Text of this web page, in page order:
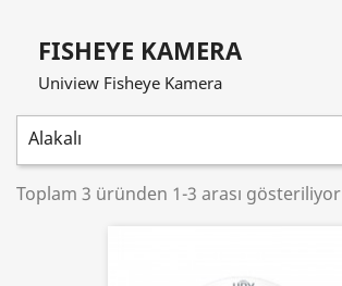
FISHEYE KAMERA
Uniview Fisheye Kamera
Alakalı
Toplam 3 üründen 1-3 arası gösteriliyor